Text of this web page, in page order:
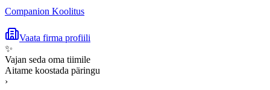
Companion Koolitus
Vaata firma profiili
✨
Vajan seda oma tiimile
Aitame koostada päringu
›